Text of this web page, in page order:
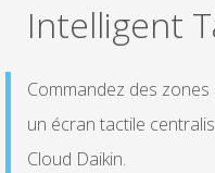
Intelligent
Commandez des
un écran tactile
Cloud Daikin.